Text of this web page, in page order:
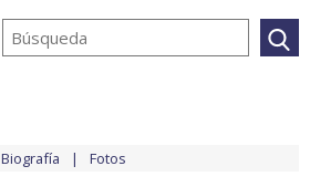
Biografía Fotos